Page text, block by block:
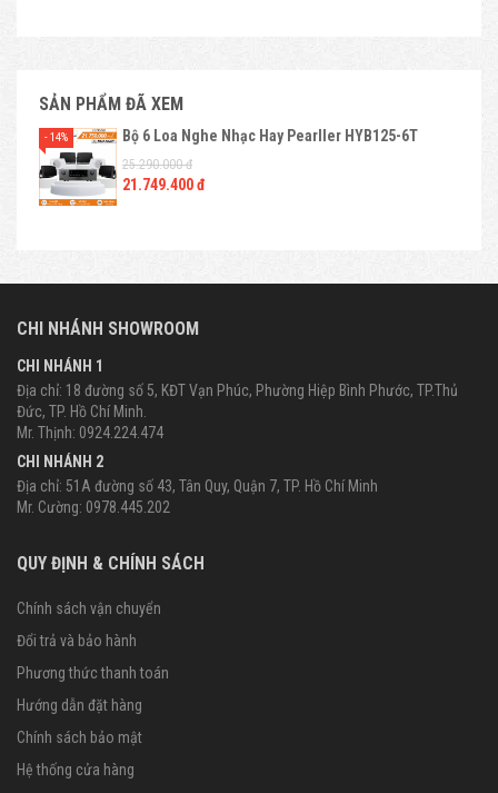
SẢN PHẨM ĐÃ XEM
Bộ 6 Loa Nghe Nhạc Hay Pearller HYB125-6T
25.290.000 đ
21.749.400 đ
- 14%
CHI NHÁNH SHOWROOM
CHI NHÁNH 1
Địa chỉ: 18 đường số 5, KĐT Vạn Phúc, Phường Hiệp Bình Phước, TP.Thủ
Đức, TP. Hồ Chí Minh.
Mr. Thịnh: 0924.224.474
CHI NHÁNH 2
Địa chỉ: 51A đường số 43, Tân Quy, Quận 7, TP. Hồ Chí Minh
Mr. Cường: 0978.445.202
QUY ĐỊNH & CHÍNH SÁCH
Chính sách vận chuyển
Đổi trả và bảo hành
Phương thức thanh toán
Hướng dẫn đặt hàng
Chính sách bảo mật
Hệ thống cửa hàng